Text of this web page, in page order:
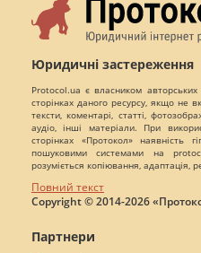
Юридичні застереження
Protocol.ua є власником
сторінках даного ресурсу, якщо не
тексти, коментарі, статті,
аудіо, інші матеріали. При
сторінках «Протокол» наявність
пошуковими системами на
розуміється копіювання, адаптація,
Повний текст
Copyright © 2014-2026
Партнери